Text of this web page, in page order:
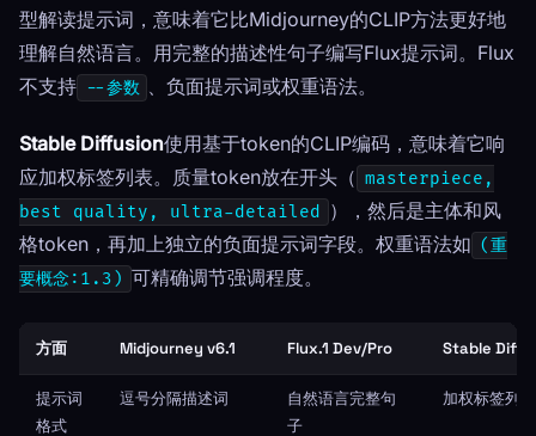
型解读提示词，意味着它比Midjourney的CLIP方法更好地
理解自然语言。用完整的描述性句子编写Flux提示词。Flux
不支持 --参数 、负面提示词或权重语法。
Stable Diffusion使用基于token的CLIP编码，意味着它响
应加权标签列表。质量token放在开头（ masterpiece,
best quality, ultra-detailed
），然后是主体和风
格token，再加上独立的负面提示词字段。权重语法如 (重
要概念:1.3) 可精确调节强调程度。
方面 Midjourney v6.1 Flux.1 Dev/Pro Stable
提示词
格式
逗号分隔描述词
自然语言完整句
子
加权标签列表